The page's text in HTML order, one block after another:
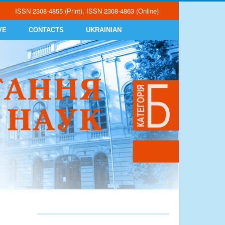
ISSN 2308-4855 (Print), ISSN 2308-4863 (Online)
CONTACTS UKRAINIAN